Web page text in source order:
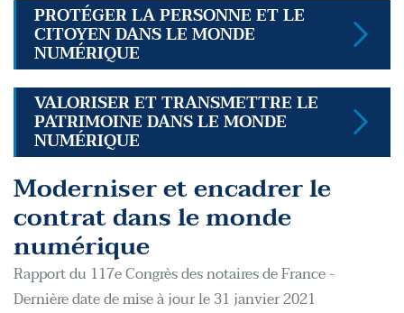
PROTÉGER LA PERSONNE ET LE
CITOYEN DANS LE MONDE
NUMÉRIQUE
VALORISER ET TRANSMETTRE LE
PATRIMOINE DANS LE MONDE
NUMÉRIQUE
Moderniser et encadrer le
contrat dans le monde
numérique
Rapport du 117e Congrès des notaires de France -
Dernière date de mise à jour le 31 janvier 2021